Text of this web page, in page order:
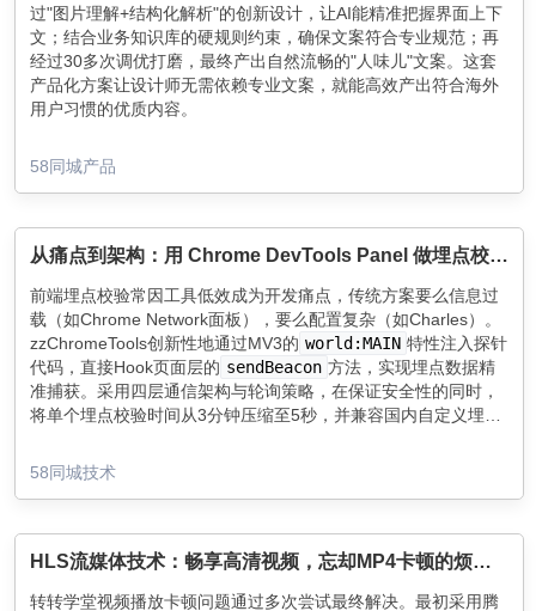
过"图片理解+结构化解析"的创新设计，让AI能精准把握界面上下
文；结合业务知识库的硬规则约束，确保文案符合专业规范；再
经过30多次调优打磨，最终产出自然流畅的"人味儿"文案。这套
产品化方案让设计师无需依赖专业文案，就能高效产出符合海外
用户习惯的优质内容。
58同城产品
从痛点到架构：用 Chrome DevTools Panel 做埋点校验，我是怎么落地的
前端埋点校验常因工具低效成为开发痛点，传统方案要么信息过
载（如Chrome Network面板），要么配置复杂（如Charles）。
zzChromeTools创新性地通过MV3的 world:MAIN 特性注入探针
代码，直接Hook页面层的 sendBeacon 方法，实现埋点数据精
准捕获。采用四层通信架构与轮询策略，在保证安全性的同时，
将单个埋点校验时间从3分钟压缩至5秒，并兼容国内自定义埋点
无效加班。
58同城技术
HLS流媒体技术：畅享高清视频，忘却MP4卡顿的烦恼！
转转学堂视频播放卡顿问题通过多次尝试最终解决。最初采用腾